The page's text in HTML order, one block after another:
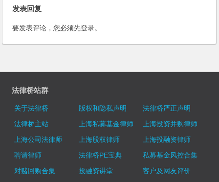
发表回复
要发表评论，您必须先登录。
法律桥站群
关于法律桥 版权和隐私声明
法律桥严正声明
法律桥主站
上海私募基金律师
上海投资并购律师
上海公司法律师
上海股权律师
上海投融资律师
聘请律师
法律桥PE宝典
私募基金风控合集
对赌回购合集
投融资讲堂
客户及网友评价